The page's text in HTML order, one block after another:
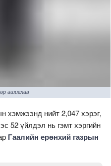
ашиглав
хэмжээнд нийт 2,047 хэрэг,
52 үйлдэл нь гэмт хэргийн
Гаалийн ерөнхий газрын